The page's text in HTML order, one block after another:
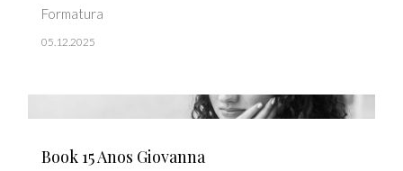
Formatura
05.12.2025
Book 15 Anos Giovanna